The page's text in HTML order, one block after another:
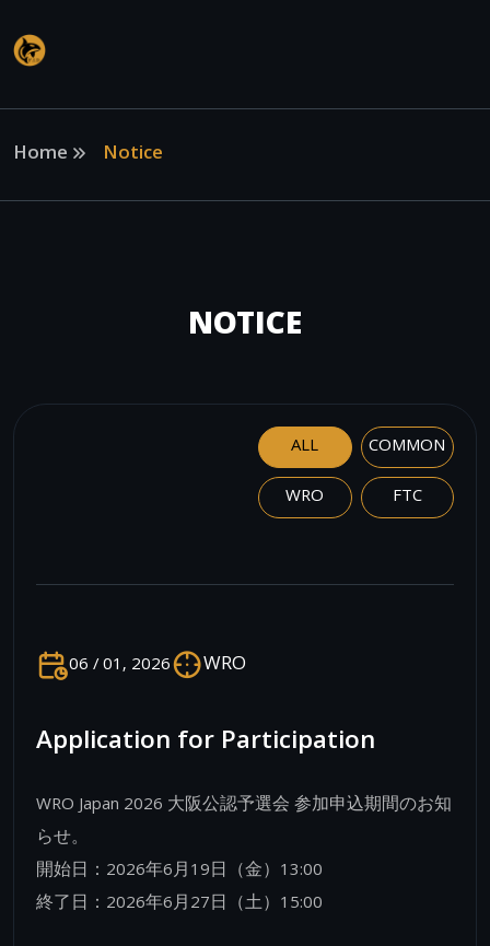
Home Notice
NOTICE
ALL
COMMON
WRO
FTC
06 / 01, 2026 WRO
Application for Participation
WRO Japan 2026 大阪公認予選会 参加申込期間のお知
らせ。
開始日：2026年6月19日（金）13:00
終了日：2026年6月27日（土）15:00